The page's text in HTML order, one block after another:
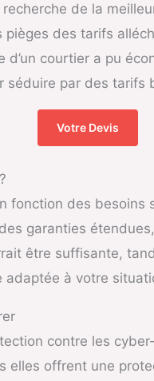
de la
des tarifs
courtier a pu
par des tarifs
Votre Devis
fonction des
garanties
être suffisante,
à votre
contre les
elles offrent une